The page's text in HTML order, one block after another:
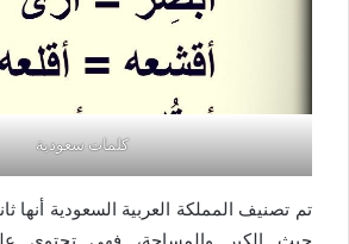
كلمات سعودية
تم تصنيف المملكة العربية السعودية أنها